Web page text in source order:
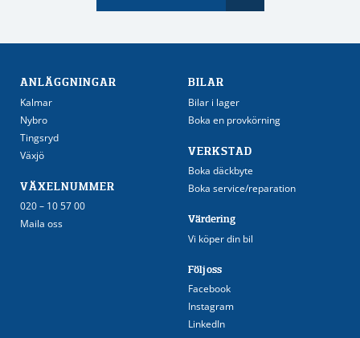
ANLÄGGNINGAR
Kalmar
Nybro
Tingsryd
Växjö
VÄXELNUMMER
020 – 10 57 00
Maila oss
BILAR
Bilar i lager
Boka en provkörning
VERKSTAD
Boka däckbyte
Boka service/reparation
Värdering
Vi köper din bil
Följ oss
Facebook
Instagram
LinkedIn